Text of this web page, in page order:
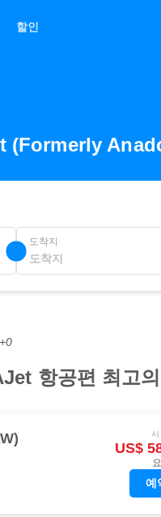
할인
(Formerly
도착지
항공편 최고
시
US$
예